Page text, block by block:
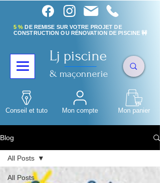
5 % DE REMISE SUR VOTRE PROJET DE
CONSTRUCTION OU RÉNOVATION DE PISCINE 🚧
Conseil et tuto
Lj piscine
& maçonnerie
Mon compte Mon panier
Blog
All Posts
All Posts